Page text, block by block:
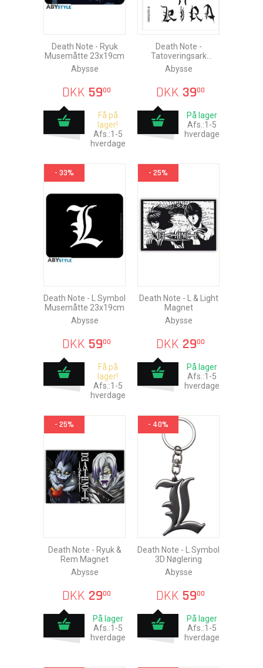
Death Note - Ryuk
Musemåtte 23x19cm
Abysse
DKK 5900
Få på
lager!
Afs.:1-5
hverdage
Death Note -
Tatoveringsark
15x10cm
Abysse
DKK 3900
På lager
Afs.:1-5
hverdage
- 33%
Death Note - L Symbol
Musemåtte 23x19cm
Abysse
DKK 5900
Få på
lager!
Afs.:1-5
hverdage
- 25%
Death Note - L & Light
Magnet
Abysse
DKK 2900
På lager
Afs.:1-5
hverdage
- 25%
Death Note - Ryuk &
Rem Magnet
Abysse
DKK 2900
På lager
Afs.:1-5
hverdage
- 40%
Death Note - L Symbol
3D Nøglering
Abysse
DKK 5900
På lager
Afs.:1-5
hverdage